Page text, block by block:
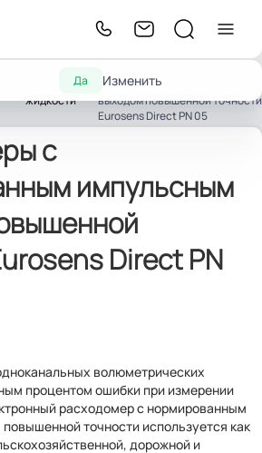
Да Изменить
Расходомеры
жидкости
нормированным импульсным
выходом повышенной точности
Eurosens Direct PN 05
с
импульсным
Direct PN
волюметрических
процентом ошибки при измерении
расходомер с нормированным
точности используется как
дорожной и